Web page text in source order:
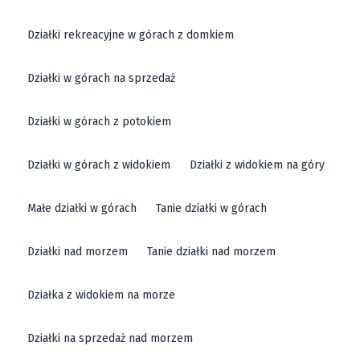
Działki rekreacyjne w górach z domkiem
Działki w górach na sprzedaż
Działki w górach z potokiem
Działki w górach z widokiem Działki z widokiem na góry
Małe działki w górach Tanie działki w górach
Działki nad morzem Tanie działki nad morzem
Działka z widokiem na morze
Działki na sprzedaż nad morzem